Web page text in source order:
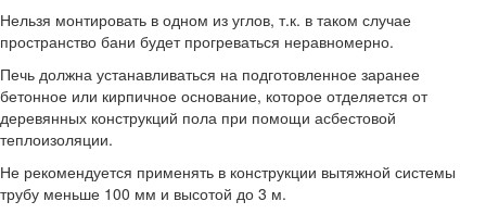
Нельзя монтировать в одном из углов, т.к. в таком случае
пространство бани будет прогреваться неравномерно.
Печь должна устанавливаться на подготовленное заранее
бетонное или кирпичное основание, которое отделяется от
деревянных конструкций пола при помощи асбестовой
теплоизоляции.
Не рекомендуется применять в конструкции вытяжной системы
трубу меньше 100 мм и высотой до 3 м.